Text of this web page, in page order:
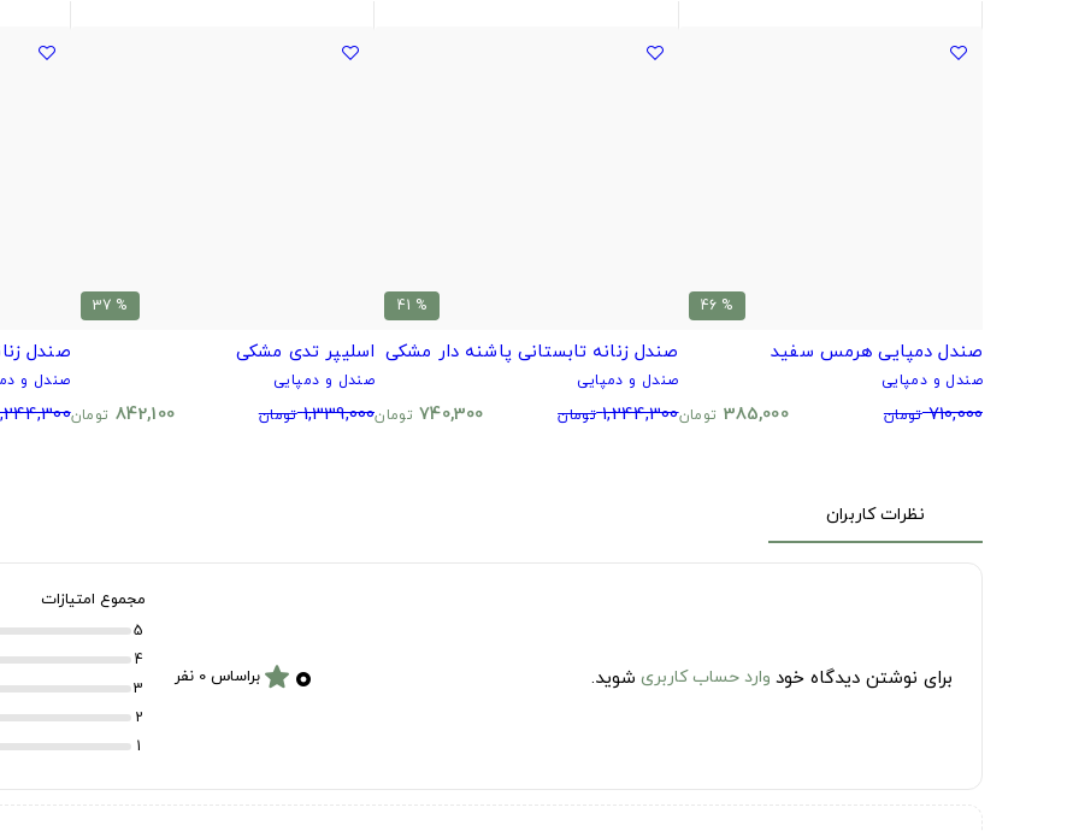
% 46
صندل دمپایی هرمس سفید
صندل و دمپایی
710,000 تومان 385,000 تومان
% 41
صندل زنانه تابستانی پاشنه دار مشکی
صندل و دمپایی
1,244,300 تومان 740,300 تومان
% 37
اسلیپر تدی مشکی
صندل و دمپایی
1,339,000 تومان 842,100 تومان
صندل
صندل و
نظرات کاربران
برای نوشتن دیدگاه خود وارد حساب کاربری شوید. ۰ starبراساس 0 نفر
مجموع امتیازات
5
4
3
2
1